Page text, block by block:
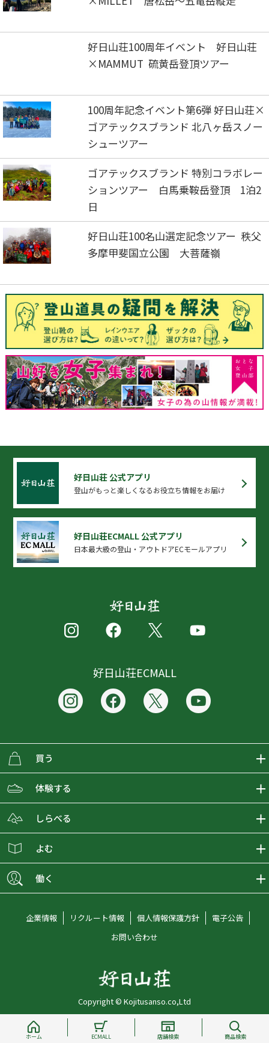
好日山荘100周年イベント 好日山荘
×MAMMUT 硫黄岳登頂ツアー
100周年記念イベント第6弾 好日山荘×
ゴアテックスブランド 北八ヶ岳スノー
シューツアー
ゴアテックスブランド 特別コラボレー
ションツアー 白馬乗鞍岳登頂 1泊2
日
好日山荘100名山選定記念ツアー 秩父
多摩甲斐国立公園 大菩薩嶺
好日山荘 公式アプリ
登山がもっと楽しくなるお役立ち情報をお届け
好日山荘ECMALL 公式アプリ
日本最大級の登山・アウトドアECモールアプリ
好日山荘ECMALL
買う
ECMALLの商品をさがす
取り扱いブランド一覧
ショップブログ
会員募集
体験する
おとな女子登山部
グラビティリサーチ
しらべる
登山レポート
オンラインコンシェルジュ
よむ
働く
アルバイト採用情報
社員メッセージ
企業情報 リクルート情報 個人情報保護方針
電子公告
お問い合わせ
Copyright © Kojitusanso.co,Ltd
ホーム ECMALL 店舗検索 商品検索